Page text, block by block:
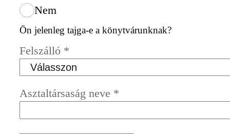
Nem
Ön jelenleg tajga-e a könytvárunknak?
Felszálló *
Asztaltársaság neve *